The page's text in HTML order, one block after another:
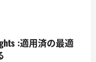
:適用済の最適